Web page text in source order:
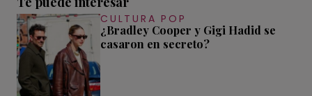
CULTURA POP
¿Bradley Cooper y Gigi Hadid se
casaron en secreto?